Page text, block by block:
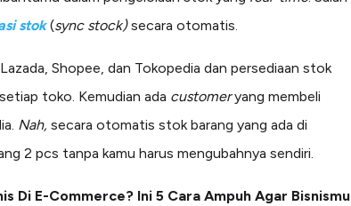
stok(sync stock)secara otomatis.
Shopee, dan Tokopedia dan persediaan stok
toko. Kemudian ada customeryang membeli
Nah, secara otomatis stok barang yang ada di
2 pcs tanpa kamu harus mengubahnya sendiri.
Di E-Commerce? Ini 5 Cara Ampuh Agar Bisnismu